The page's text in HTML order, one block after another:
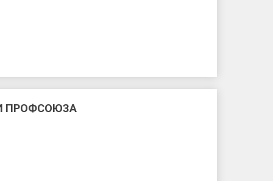
ПРОФСОЮЗА